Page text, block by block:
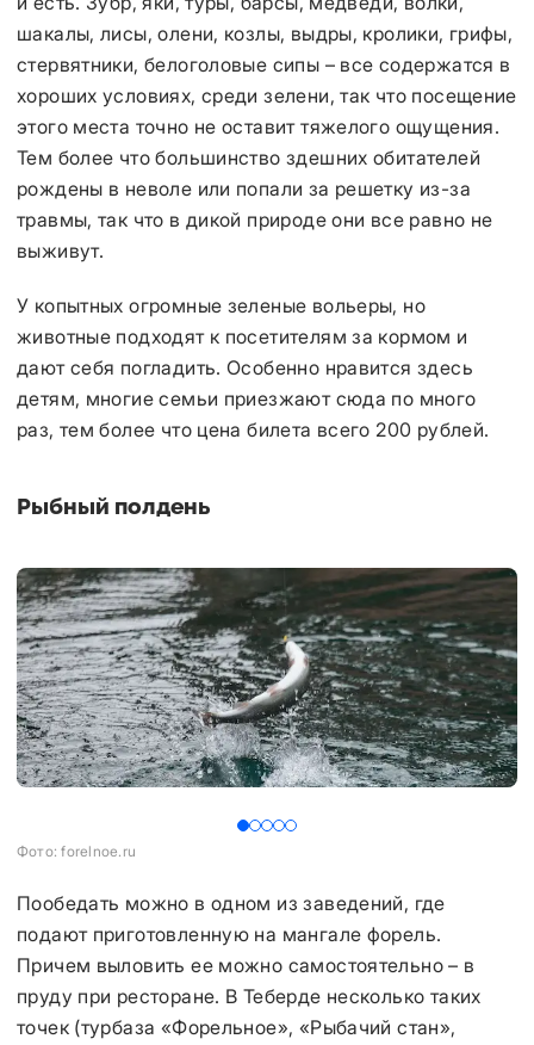
шакалы, лисы, олени, козлы, выдры, кролики, грифы,
стервятники, белоголовые сипы – все содержатся в
хороших условиях, среди зелени, так что посещение
этого места точно не оставит тяжелого ощущения.
Тем более что большинство здешних обитателей
рождены в неволе или попали за решетку из-за
травмы, так что в дикой природе они все равно не
выживут.
У копытных огромные зеленые вольеры, но
животные подходят к посетителям за кормом и
дают себя погладить. Особенно нравится здесь
детям, многие семьи приезжают сюда по много
раз, тем более что цена билета всего 200 рублей.
Рыбный полдень
Фото: forelnoe.ru
Пообедать можно в одном из заведений, где
подают приготовленную на мангале форель.
Причем выловить ее можно самостоятельно – в
пруду при ресторане. В Теберде несколько таких
точек (турбаза «Форельное», «Рыбачий стан»,